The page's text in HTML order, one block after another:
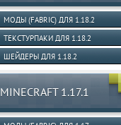
МОДЫ (FABRIC) ДЛЯ 1.18.2
ТЕКСТУРПАКИ ДЛЯ 1.18.2
ШЕЙДЕРЫ ДЛЯ 1.18.2
MINECRAFT 1.17.1